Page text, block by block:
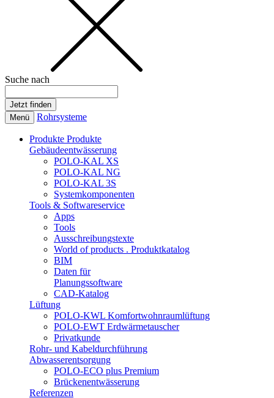
Suche nach
Menü Rohrsysteme
Produkte Produkte
Gebäudeentwässerung
POLO-KAL XS
POLO-KAL NG
POLO-KAL 3S
Systemkomponenten
Tools & Softwareservice
Apps
Tools
Ausschreibungstexte
World of products . Produktkatalog
BIM
Daten für
Planungssoftware
CAD-Katalog
Lüftung
POLO-KWL Komfortwohnraumlüftung
POLO-EWT Erdwärmetauscher
Privatkunde
Rohr- und Kabeldurchführung
Abwasserentsorgung
POLO-ECO plus Premium
Brückenentwässerung
Referenzen